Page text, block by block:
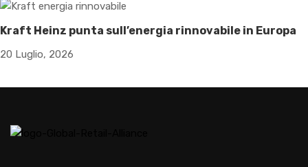
Kraft Heinz punta sull’energia rinnovabile in Europa
20 Luglio, 2026